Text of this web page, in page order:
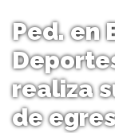
Ped. en
realiza
de